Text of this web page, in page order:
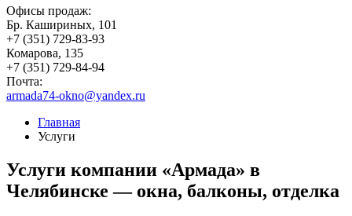
Офисы продаж:
Бр. Кашириных, 101
+7 (351) 729-83-93
Комарова, 135
+7 (351) 729-84-94
Почта:
armada74-okno@yandex.ru
Главная
Услуги
Услуги компании «Армада» в
Челябинске — окна, балконы, отделка